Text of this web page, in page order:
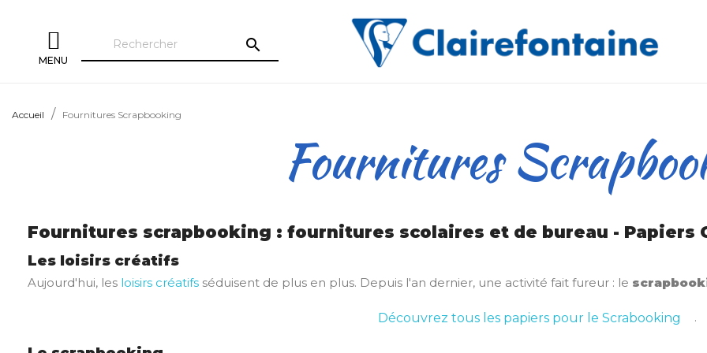
MENU
search
Accueil Fournitures Scrapbooking
Fournitures
Fournitures scrapbooking : fournitures scolaires et de bureau - Papiers
Les loisirs créatifs
Aujourd'hui, les loisirs créatifs séduisent de plus en plus. Depuis l'an dernier, une activité fait fureur : le
Découvrez tous les papiers pour le Scrabooking .